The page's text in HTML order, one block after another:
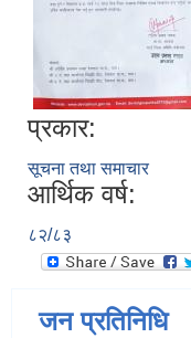
प्रकार:
सूचना तथा समाचार
आर्थिक वर्ष:
८२/८३
जन प्रतिनिधि